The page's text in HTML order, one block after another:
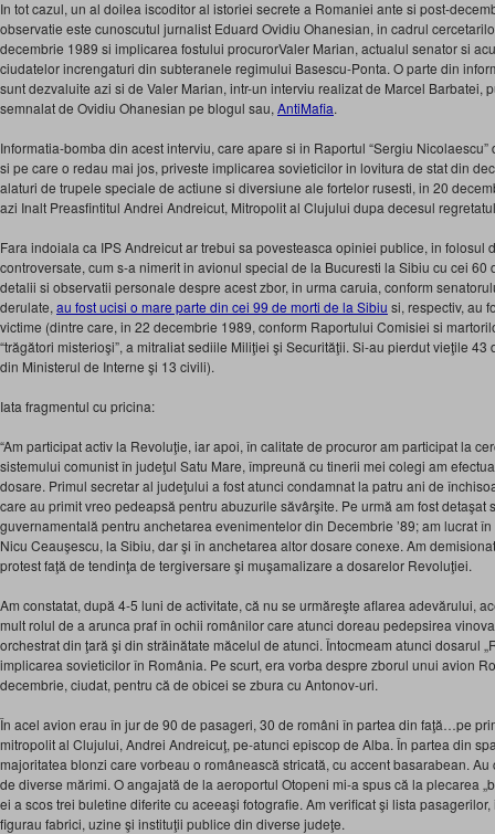
In tot cazul, un al doilea iscoditor al istoriei secrete a Romaniei ante si post-
observatie este cunoscutul jurnalist Eduard Ovidiu Ohanesian, in cadrul
decembrie 1989 si implicarea fostului procurorValer Marian, actualul senator si
ciudatelor increngaturi din subteranele regimului Basescu-Ponta. O parte din
sunt dezvaluite azi si de Valer Marian, intr-un interviu realizat de Marcel Barbatei,
semnalat de Ovidiu Ohanesian pe blogul sau, AntiMafia.
Informatia-bomba din acest interviu, care apare si in Raportul “Sergiu
si pe care o redau mai jos, priveste implicarea sovieticilor in lovitura de stat din
alaturi de trupele speciale de actiune si diversiune ale fortelor rusesti, in 20
azi Inalt Preasfintitul Andrei Andreicut, Mitropolit al Clujului dupa decesul
Fara indoiala ca IPS Andreicut ar trebui sa povesteasca opiniei publice, in folosul
controversate, cum s-a nimerit in avionul special de la Bucuresti la Sibiu cu cei 60
detalii si observatii personale despre acest zbor, in urma caruia, conform
derulate, au fost ucisi o mare parte din cei 99 de morti de la Sibiu si, respectiv, au
victime (dintre care, in 22 decembrie 1989, conform Raportului Comisiei si
“trăgători misterioşi”, a mitraliat sediile Miliţiei şi Securităţii. Si-au pierdut vieţile
din Ministerul de Interne şi 13 civili).
Iata fragmentul cu pricina:
“Am participat activ la Revoluţie, iar apoi, în calitate de procuror am participat la
sistemului comunist în judeţul Satu Mare, împreună cu tinerii mei colegi am
dosare. Primul secretar al judeţului a fost atunci condamnat la patru ani de
care au primit vreo pedeapsă pentru abuzurile săvârşite. Pe urmă am fost detaşat
guvernamentală pentru anchetarea evenimentelor din Decembrie ’89; am lucrat
Nicu Ceauşescu, la Sibiu, dar şi în anchetarea altor dosare conexe. Am
protest faţă de tendinţa de tergiversare şi muşamalizare a dosarelor Revoluţiei.
Am constatat, după 4-5 luni de activitate, că nu se urmăreşte aflarea adevărului,
mult rolul de a arunca praf în ochii românilor care atunci doreau pedepsirea
orchestrat din ţară şi din străinătate măcelul de atunci. Întocmeam atunci dosarul
implicarea sovieticilor în România. Pe scurt, era vorba despre zborul unui avion
decembrie, ciudat, pentru că de obicei se zbura cu Antonov-uri.
În acel avion erau în jur de 90 de pasageri, 30 de români în partea din faţă…pe
mitropolit al Clujului, Andrei Andreicuţ, pe-atunci episcop de Alba. În partea din
majoritatea blonzi care vorbeau o românească stricată, cu accent basarabean.
de diverse mărimi. O angajată de la aeroportul Otopeni mi-a spus că la plecarea
ei a scos trei buletine diferite cu aceeaşi fotografie. Am verificat şi lista
figurau fabrici, uzine şi instituţii publice din diverse judeţe.